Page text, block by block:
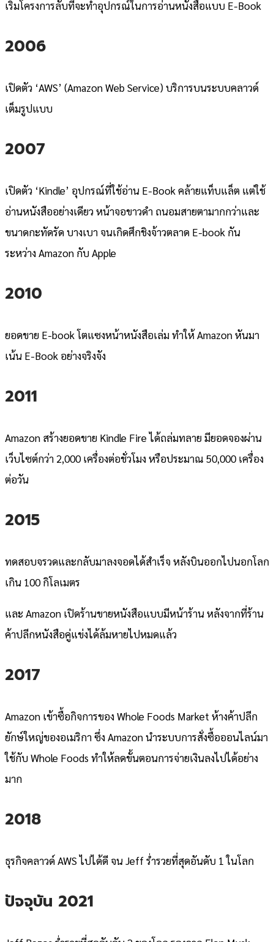
เริ่มโครงการลับที่จะทำอุปกรณ์ในการอ่านหนังสือแบบ E-Book
2006
เปิดตัว ‘AWS’ (Amazon Web Service) บริการบนระบบคลาวด์
เต็มรูปแบบ
2007
เปิดตัว ‘Kindle’ อุปกรณ์ที่ใช้อ่าน E-Book คล้ายแท็บแล็ต แต่ใช้
อ่านหนังสืออย่างเดียว หน้าจอขาวดำ ถนอมสายตามากกว่าและ
ขนาดกะทัดรัด บางเบา จนเกิดศึกชิงจ้าวตลาด E-book กัน
ระหว่าง Amazon กับ Apple
2010
ยอดขาย E-book โตแซงหน้าหนังสือเล่ม ทำให้ Amazon หันมา
เน้น E-Book อย่างจริงจัง
2011
Amazon สร้างยอดขาย Kindle Fire ได้ถล่มทลาย มียอดจองผ่าน
เว็บไซต์กว่า 2,000 เครื่องต่อชั่วโมง หรือประมาณ 50,000 เครื่อง
ต่อวัน
2015
ทดสอบจรวดและกลับมาลงจอดได้สำเร็จ หลังบินออกไปนอกโลก
เกิน 100 กิโลเมตร
และ Amazon เปิดร้านขายหนังสือแบบมีหน้าร้าน หลังจากที่ร้าน
ค้าปลีกหนังสือคู่แข่งได้ล้มหายไปหมดแล้ว
2017
Amazon เข้าซื้อกิจการของ Whole Foods Market ห้างค้าปลีก
ยักษ์ใหญ่ของอเมริกา ซึ่ง Amazon นำระบบการสั่งซื้อออนไลน์มา
ใช้กับ Whole Foods ทำให้ลดขั้นตอนการจ่ายเงินลงไปได้อย่าง
มาก
2018
ธุรกิจคลาวด์ AWS ไปได้ดี จน Jeff ร่ำรวยที่สุดอันดับ 1 ในโลก
ปัจจุบัน 2021